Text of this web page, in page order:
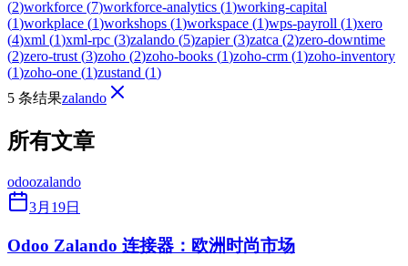
(2)workforce (7)workforce-analytics (1)working-capital
(1)workplace (1)workshops (1)workspace (1)wps-payroll (1)xero
(4)xml (1)xml-rpc (3)zalando (5)zapier(3)zatca (2)zero-downtime
(2)zero-trust (3)zoho (2)zoho-books (1)zoho-crm (1)zoho-inventory
(1)zoho-one (1)zustand (1)
5 条结果zalando
所有文章
odoozalando
3月19日
Odoo Zalando 连接器：欧洲时尚市场